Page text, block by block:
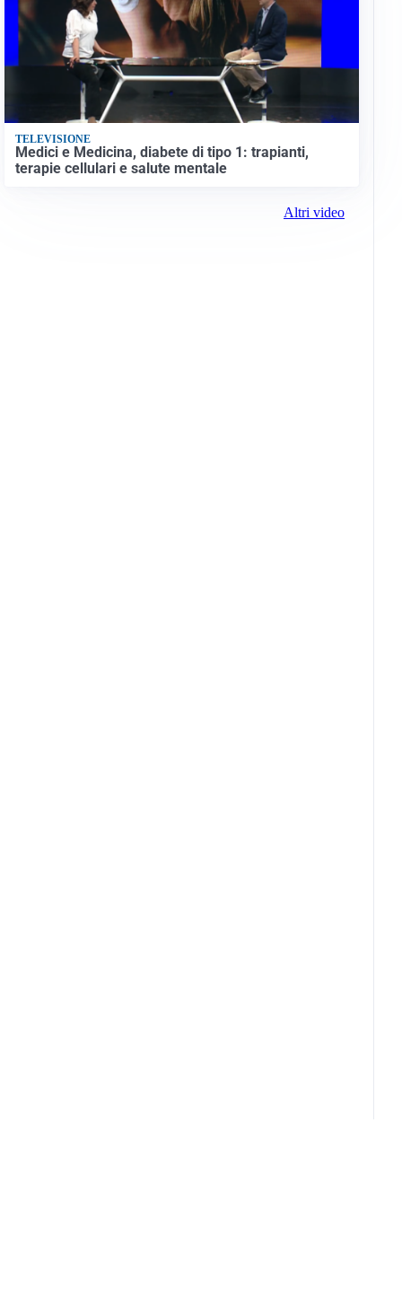
TELEVISIONE
Medici e Medicina, diabete di tipo 1: trapianti,
terapie cellulari e salute mentale
Altri video